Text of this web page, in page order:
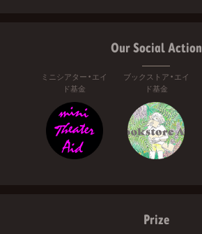
Our Social Action
ミニシアター・エイ
ド基金
ブックストア・エイ
ド基金
Prize